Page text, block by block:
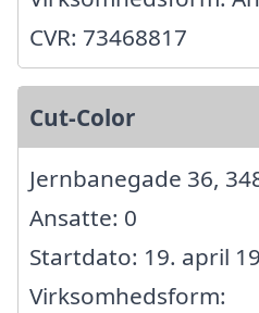
CVR: 73468817
Cut-Color
Jernbanegade 36,
Ansatte: 0
Startdato: 19. april
Virksomhedsform: